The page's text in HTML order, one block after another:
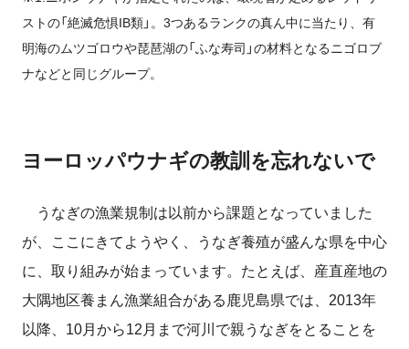
ストの「絶滅危惧IB類」。3つあるランクの真ん中に当たり、有
明海のムツゴロウや琵琶湖の「ふな寿司」の材料となるニゴロブ
ナなどと同じグループ。
ヨーロッパウナギの教訓を忘れないで
うなぎの漁業規制は以前から課題となっていました
が、ここにきてようやく、うなぎ養殖が盛んな県を中心
に、取り組みが始まっています。たとえば、産直産地の
大隅地区養まん漁業組合がある鹿児島県では、2013年
以降、10月から12月まで河川で親うなぎをとることを